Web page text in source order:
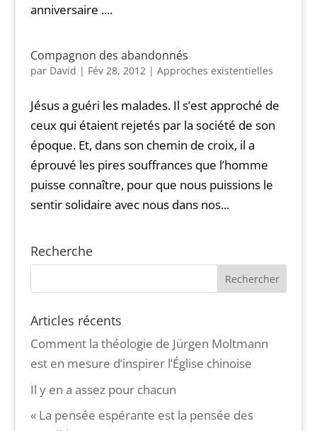
anniversaire ....
Compagnon des abandonnés
par David | Fév 28, 2012| Approches existentielles
Jésus a guéri les malades. Il s’est approché de
ceux qui étaient rejetés par la société de son
époque. Et, dans son chemin de croix, il a
éprouvé les pires souffrances que l’homme
puisse connaître, pour que nous puissions le
sentir solidaire avec nous dans nos...
Recherche
Articles récents
Comment la théologie de Jürgen Moltmann
est en mesure d’inspirer l’Église chinoise
Il y en a assez pour chacun
« La pensée espérante est la pensée des